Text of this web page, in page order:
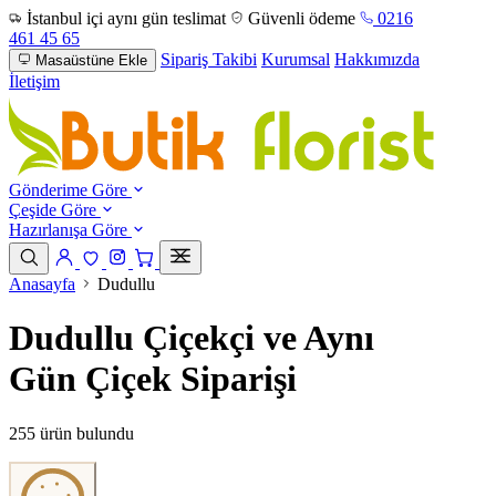
İstanbul içi aynı gün teslimat Güvenli ödeme
0216
461 45 65
Masaüstüne Ekle Sipariş Takibi Kurumsal Hakkımızda
İletişim
Gönderime Göre
Çeşide Göre
Hazırlanışa Göre
Anasayfa Dudullu
Dudullu Çiçekçi ve Aynı
Gün Çiçek Siparişi
255 ürün bulundu